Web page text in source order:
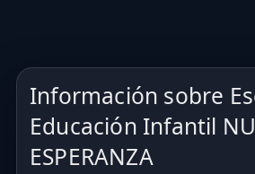
Información sobre
Educación Infantil
ESPERANZA